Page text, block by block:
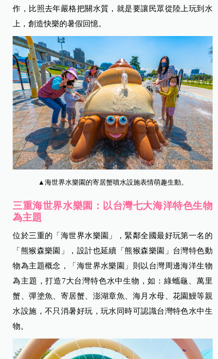
作，比照去年嚴格把關水質，就是要讓民眾從陸上玩到水
上，創造快樂的暑假回憶。
▲海世界水樂園的寄居蟹噴水設施表情萌趣生動。
三重海世界水樂園：以台灣七大海洋特色生物
為主題
位於三重的「海世界水樂園」，緊鄰全國最好玩第一名的
「熊猴森樂園」，設計也延續「熊猴森樂園」台灣特色動
物為主題概念，「海世界水樂園」則以台灣周邊海洋生物
為主題，打造7大台灣特色水中生物，如：綠蠵龜、萬里
蟹、彈塗魚、寄居蟹、澎湖章魚、海月水母、花園鰻等親
水設施，不只消暑好玩，玩水同時可認識台灣特色水中生
物。